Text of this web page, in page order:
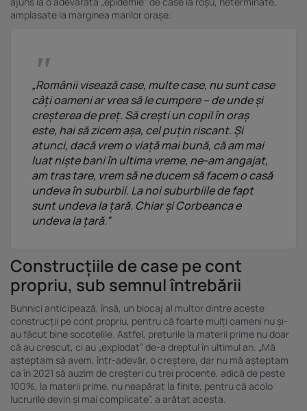
amplasate la marginea marilor orașe.
„Românii visează case, multe case, nu sunt case
câți oameni ar vrea să le cumpere – de unde și
creșterea de preț. Să crești un copil în oraș
este, hai să zicem așa, cel puțin riscant. Și
atunci, dacă vrem o viață mai bună, că am mai
luat niște bani în ultima vreme, ne-am angajat,
am tras tare, vrem să ne ducem să facem o casă
undeva în suburbii. La noi suburbiile de fapt
sunt undeva la țară. Chiar și Corbeanca e
undeva la țară.”
Construcțiile de case pe cont
propriu, sub semnul întrebării
Buhnici anticipează, însă, un blocaj al multor dintre aceste
construcții pe cont propriu, pentru că foarte mulți oameni nu și-
au făcut bine socotelile. Astfel, prețurile la materii prime nu doar
că au crescut, ci au „explodat” de-a dreptul în ultimul an. „Mă
așteptam să avem, într-adevăr, o creștere, dar nu mă așteptam
ca în 2021 să auzim de creșteri cu trei procente, adică de peste
100%, la materii prime, nu neapărat la finite, pentru că acolo
lucrurile devin și mai complicate”, a arătat acesta.
conținutului. Înțelegerea publicului prin statistici sau combinații de date din surse
diferite. Utilizarea de date limitate pentru a selecta publicitatea. Utilizarea datelor